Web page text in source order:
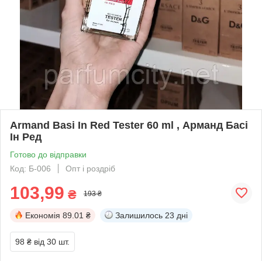
Armand Basi In Red Tester 60 ml , Арманд Басі
Ін Ред
Готово до відправки
Код: Б-006
Опт і роздріб
103,99 ₴ 193 ₴
Економія 89.01 ₴ Залишилось 23 дні
98 ₴ від 30 шт.